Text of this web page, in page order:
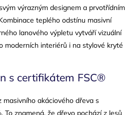
výrazným designem a prvotřídním
teplého odstínu masivní
lanového výpletu vytváří vizuální
moderních interiérů i na stylové kryté
s certifikátem FSC®
masivního akáciového dřeva s
znamená, že dřevo pochází z lesů